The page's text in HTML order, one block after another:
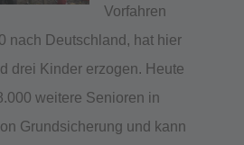
Vorfahren
nach Deutschland, hat hier
drei Kinder erzogen. Heute
weitere Senioren in
Grundsicherung und kann